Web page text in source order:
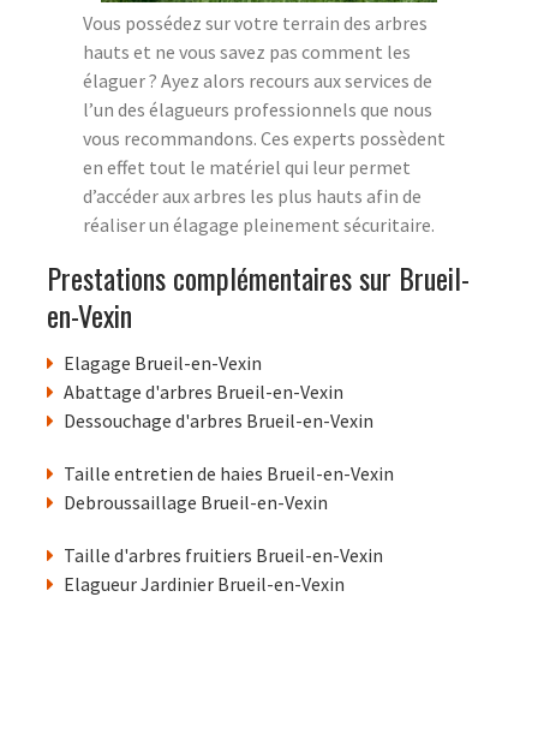
Vous possédez sur votre terrain des arbres
hauts et ne vous savez pas comment les
élaguer ? Ayez alors recours aux services de
l’un des élagueurs professionnels que nous
vous recommandons. Ces experts possèdent
en effet tout le matériel qui leur permet
d’accéder aux arbres les plus hauts afin de
réaliser un élagage pleinement sécuritaire.
Prestations complémentaires sur Brueil-
en-Vexin
Elagage Brueil-en-Vexin
Abattage d'arbres Brueil-en-Vexin
Dessouchage d'arbres Brueil-en-Vexin
Taille entretien de haies Brueil-en-Vexin
Debroussaillage Brueil-en-Vexin
Taille d'arbres fruitiers Brueil-en-Vexin
Elagueur Jardinier Brueil-en-Vexin